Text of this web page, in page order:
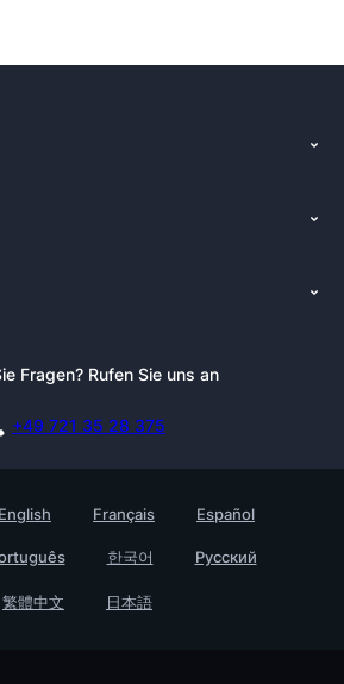
Glossar
Fragen? Rufen Sie uns an
+49 721 35 28 375
English Français Español
한국어 Русский
繁體中文 日本語